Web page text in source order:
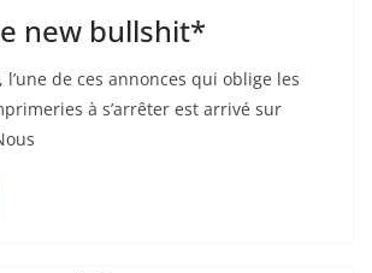
new bullshit*
de ces annonces qui oblige les
à s’arrêter est arrivé sur